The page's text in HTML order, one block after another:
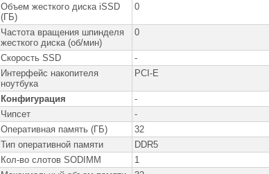
Объем жесткого диска iSSD
(ГБ)
0
Частота вращения шпинделя
жесткого диска (об/мин)
0
Скорость SSD
-
Интерфейс накопителя
ноутбука
PCI-E
Конфигурация
-
Чипсет
-
Оперативная память (ГБ)
32
Тип оперативной памяти
DDR5
Кол-во слотов SODIMM
1